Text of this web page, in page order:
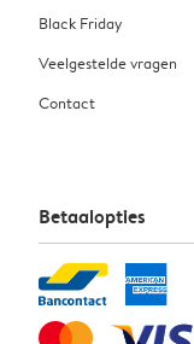
Black Friday
Veelgestelde vragen
Contact
Betaalopties